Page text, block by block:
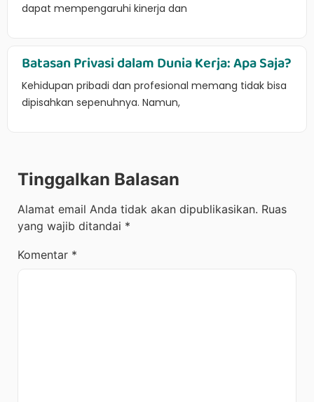
dapat mempengaruhi kinerja dan
Batasan Privasi dalam Dunia Kerja: Apa Saja?
Kehidupan pribadi dan profesional memang tidak bisa
dipisahkan sepenuhnya. Namun,
Tinggalkan Balasan
Alamat email Anda tidak akan dipublikasikan. Ruas
yang wajib ditandai *
Komentar *